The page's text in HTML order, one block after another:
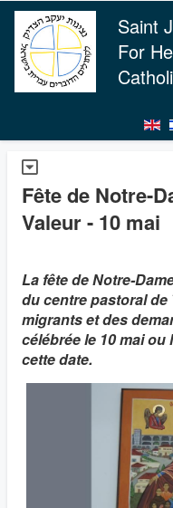
Saint
For
Fête de Notre-
Valeur - 10 mai
La fête de Notre-
du centre pastoral de
migrants et des
célébrée le 10 mai
cette date.